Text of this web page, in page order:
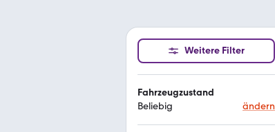
Weitere Filter
Fahrzeugzustand
Beliebig
ändern